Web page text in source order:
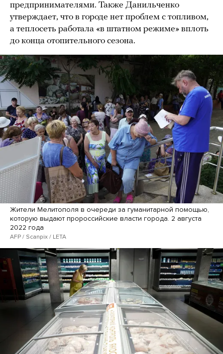
предпринимателями. Также Данильченко
утверждает, что в городе нет проблем с топливом,
а теплосеть работала «в штатном режиме» вплоть
до конца отопительного сезона.
Жители Мелитополя в очереди за гуманитарной помощью,
которую выдают пророссийские власти города. 2 августа
2022 года
AFP / Scanpix / LETA